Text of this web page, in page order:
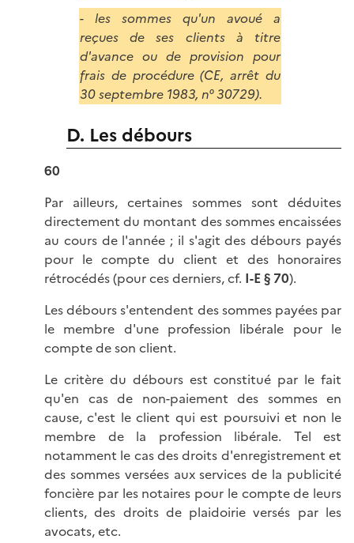
- les sommes qu'un avoué a
reçues de ses clients à titre
d'avance ou de provision pour
frais de procédure (CE, arrêt du
30 septembre 1983, n° 30729).
D. Les débours
60
Par ailleurs, certaines sommes sont déduites
directement du montant des sommes encaissées
au cours de l'année ; il s'agit des débours payés
pour le compte du client et des honoraires
rétrocédés (pour ces derniers, cf. I-E § 70).
Les débours s'entendent des sommes payées par
le membre d'une profession libérale pour le
compte de son client.
Le critère du débours est constitué par le fait
qu'en cas de non-paiement des sommes en
cause, c'est le client qui est poursuivi et non le
membre de la profession libérale. Tel est
notamment le cas des droits d'enregistrement et
des sommes versées aux services de la publicité
foncière par les notaires pour le compte de leurs
clients, des droits de plaidoirie versés par les
avocats, etc.